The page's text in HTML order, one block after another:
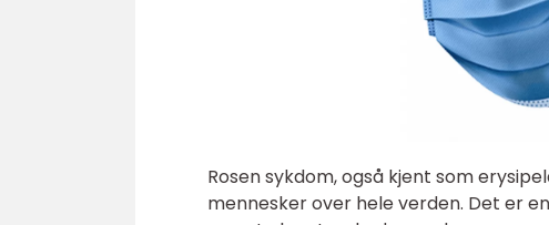
Rosen sykdom, også kjent som
mennesker over hele verden. Det er